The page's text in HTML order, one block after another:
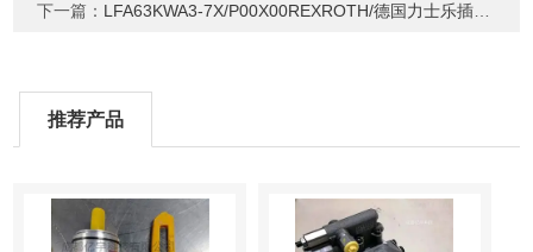
下一篇： LFA63KWA3-7X/P00X00REXROTH/德国力士乐插装盖板阀
推荐产品